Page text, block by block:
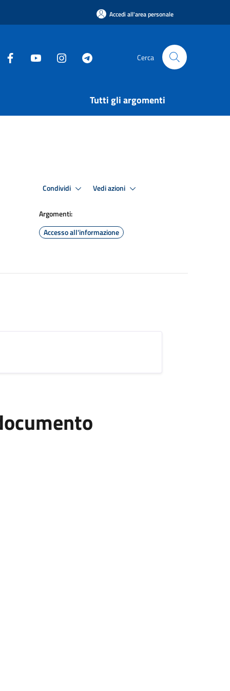
Accedi all'area personale
Cerca
Tutti gli argomenti
Condividi Vedi azioni
Argomenti:
Accesso all'informazione